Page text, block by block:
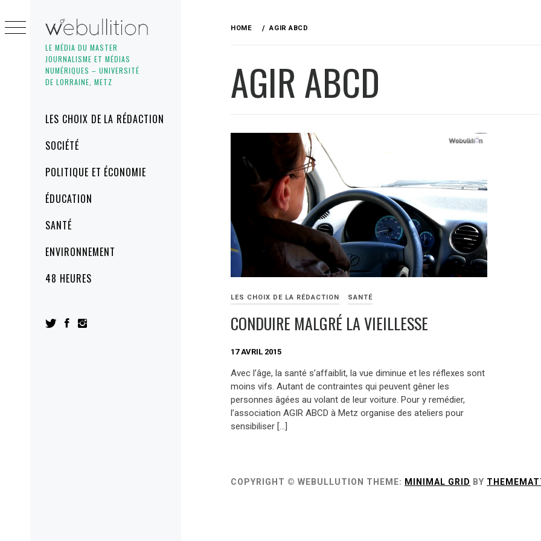
LE MÉDIA DU MASTER
JOURNALISME ET MÉDIAS
NUMÉRIQUES – UNIVERSITÉ
DE LORRAINE, METZ
MenuLES CHOIX DE LA RÉDACTION
SOCIÉTÉ
POLITIQUE ET ÉCONOMIE
ÉDUCATION
SANTÉ
ENVIRONNEMENT
48 HEURES
to
content
HOME AGIR ABCD
AGIR ABCD
LES CHOIX DE LA RÉDACTION SANTÉ
CONDUIRE MALGRÉ LA VIEILLESSE
17 AVRIL 2015
Avec l’âge, la santé s’affaiblit, la vue diminue et les réflexes sont
moins vifs. Autant de contraintes qui peuvent gêner les
personnes âgées au volant de leur voiture. Pour y remédier,
l’association AGIR ABCD à Metz organise des ateliers pour
sensibiliser […]
COPYRIGHT © WEBULLUTION THEME: MINIMAL GRID BY